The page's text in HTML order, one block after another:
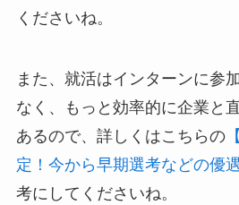
くださいね。
また、就活はインターンに参
なく、もっと効率的に企業と
あるので、詳しくはこちらの
定！今から早期選考などの優
考にしてくださいね。